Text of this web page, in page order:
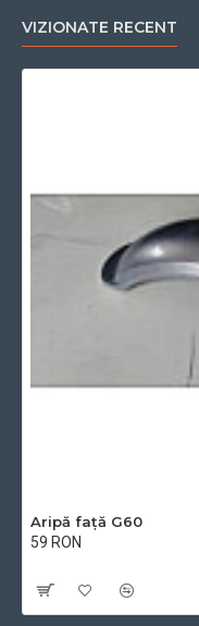
VIZIONATE RECENT
Aripă față G60
59 RON